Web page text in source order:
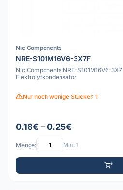
Nic Components
NRE-S101M16V6-3X7F
Nic Components NRE-S101M16V6-
Elektrolytkondensator
Nur noch wenige Stücke!: 1
0.18€ – 0.25€
Menge: Min: 1